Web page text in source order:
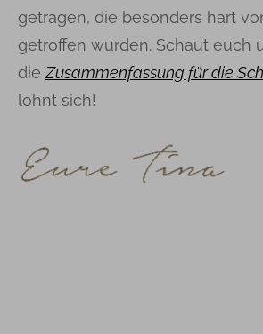
getragen, die besonders hart
getroffen wurden. Schaut euch
die Zusammenfassung für die
lohnt sich!